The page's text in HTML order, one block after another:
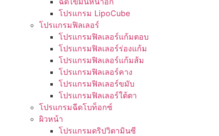
โปรแกรม LipoCube
โปรแกรมฟิลเลอร์
โปรแกรมฟิลเลอร์แก้มตอบ
โปรแกรมฟิลเลอร์ร่องแก้ม
โปรแกรมฟิลเลอร์แก้มส้ม
โปรแกรมฟิลเลอร์คาง
โปรแกรมฟิลเลอร์ขมับ
โปรแกรมฟิลเลอร์ใต้ตา
โปรแกรมฉีดโบท็อกซ์
ผิวหน้า
โปรแกรมดริปวิตามินซี